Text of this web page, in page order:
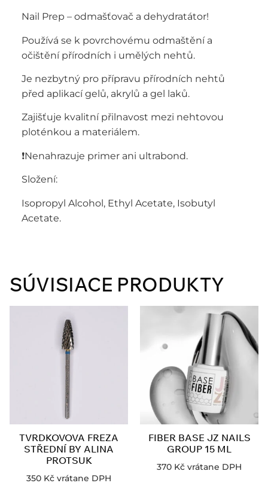
Nail Prep – odmašťovač a dehydratátor!
Používá se k povrchovému odmaštění a
očištění přírodních i umělých nehtů.
Je nezbytný pro přípravu přírodních nehtů
před aplikací gelů, akrylů a gel laků.
Zajišťuje kvalitní přilnavost mezi nehtovou
ploténkou a materiálem.
❗️Nenahrazuje primer ani ultrabond.
Složení:
Isopropyl Alcohol, Ethyl Acetate, Isobutyl
Acetate.
SÚVISIACE PRODUKTY
TVRDKOVOVA FREZA
STŘEDNÍ BY ALINA
PROTSUK
350 Kč vrátane DPH
FIBER BASE JZ NAILS
GROUP 15 ML
370 Kč vrátane DPH